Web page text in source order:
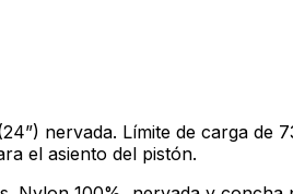
nervada. Límite de carga
el asiento del pistón.